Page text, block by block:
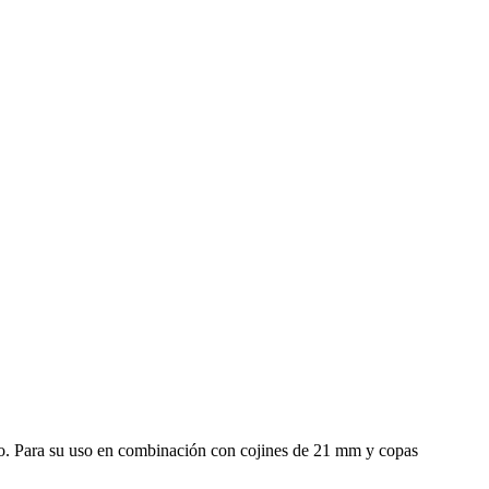
Para su uso en combinación con cojines de 21 mm y copas